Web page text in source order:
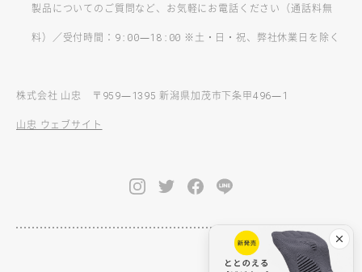
製品についてのご質問など、お気軽にお電話ください（通話料無
料）／受付時間： 9:00—18:00 ※土・日・祝、弊社休業日を除く
株式会社 山忠 〒 959—1395 新潟県加茂市下条甲496—1
山忠 ウェブサイト